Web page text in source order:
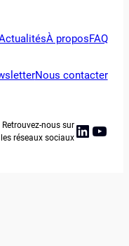
À proposFAQ
Nous contacter
Retrouvez-nous sur
les réseaux sociaux